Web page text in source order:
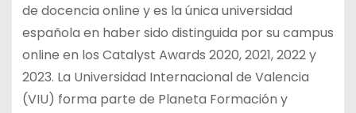
de docencia online y es la única universidad
española en haber sido distinguida por su campus
online en los Catalyst Awards 2020, 2021, 2022 y
2023. La Universidad Internacional de Valencia
(VIU) forma parte de Planeta Formación y